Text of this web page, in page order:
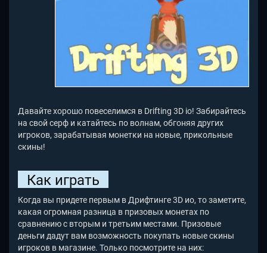
Давайте хорошо повеселимся в Drifting 3D io! Забирайтесь
на свой серф и катайтесь по волнам, обгоняя других
игроков, зарабатывая монетки на новые, прикольные
скины!
Как играть
Когда вы придете первым в Дрифтинге 3D ио, то заметите,
какая огромная разница в призовых монетах по
сравнению с вторым и третьим местами. Призовые
деньги дадут вам возможность покупать новые скины
игроков в магазине. Только посмотрите на них: